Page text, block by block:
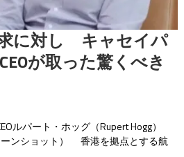
に対し キャセイパ
が取った驚くべき
ルパート・ホッグ（Rupert Hogg）
ーンショット） 香港を拠点とする航